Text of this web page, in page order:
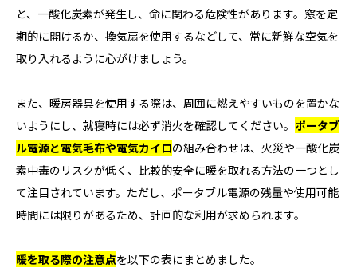
と、一酸化炭素が発生し、命に関わる危険性があります。窓を定
期的に開けるか、換気扇を使用するなどして、常に新鮮な空気を
取り入れるように心がけましょう。
また、暖房器具を使用する際は、周囲に燃えやすいものを置かな
いようにし、就寝時には必ず消火を確認してください。 ポータブ
ル電源と電気毛布や電気カイロの組み合わせは、火災や一酸化炭
素中毒のリスクが低く、比較的安全に暖を取れる方法の一つとし
て注目されています。ただし、ポータブル電源の残量や使用可能
時間には限りがあるため、計画的な利用が求められます。
暖を取る際の注意点を以下の表にまとめました。